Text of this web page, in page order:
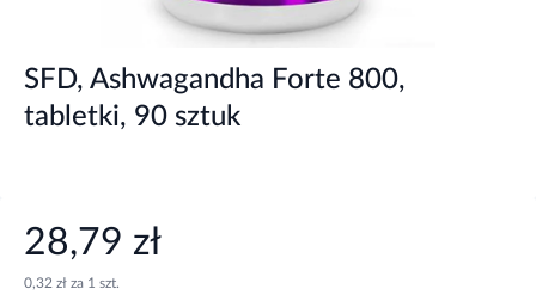
SFD, Ashwagandha Forte 800,
tabletki, 90 sztuk
28,79 zł
0,32 zł za 1 szt.